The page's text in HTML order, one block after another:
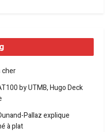
cher
by UTMB, Hugo Deck
Pallaz explique
à plat